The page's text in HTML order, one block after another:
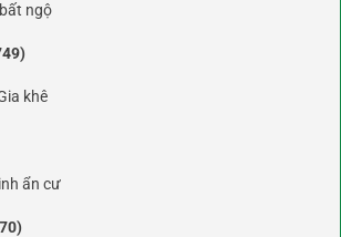
ngộ
khê
ẩn cư